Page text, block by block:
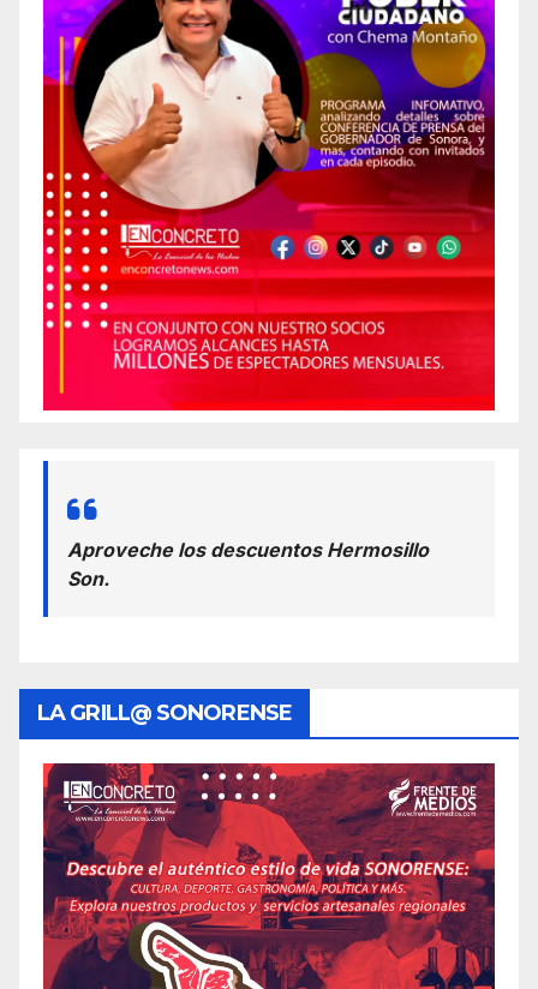
Aproveche los descuentos Hermosillo
Son.
LA GRILL@ SONORENSE